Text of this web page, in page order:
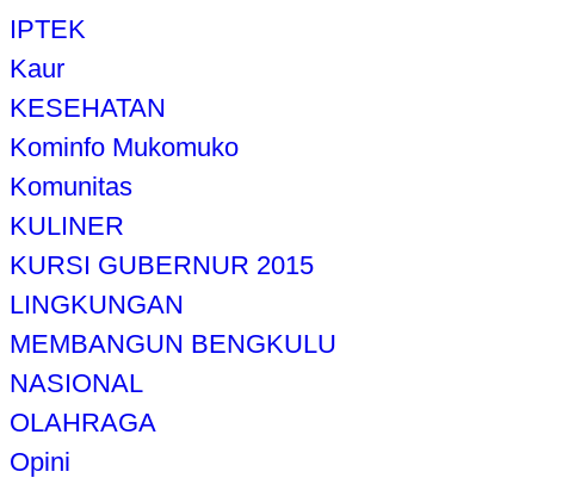
IPTEK
Kaur
KESEHATAN
Kominfo Mukomuko
Komunitas
KULINER
KURSI GUBERNUR 2015
LINGKUNGAN
MEMBANGUN BENGKULU
NASIONAL
OLAHRAGA
Opini